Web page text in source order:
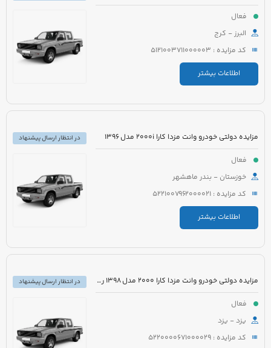
فعال
البرز - کرج
کد مزایده : 5121003711000003
اطلاعات بیشتر
مزایده دولتی خودرو وانت مزدا کارا 2000i مدل 1396
فعال
خوزستان - بندر ماهشهر
کد مزایده : 5221007962000021
اطلاعات بیشتر
در انتظار ارسال پیشنهاد
مزایده دولتی خودرو وانت مزدا کارا 2000 مدل 1398 رنگ سفید
فعال
یزد - یزد
کد مزایده : 5220000671000029
در انتظار ارسال پیشنهاد